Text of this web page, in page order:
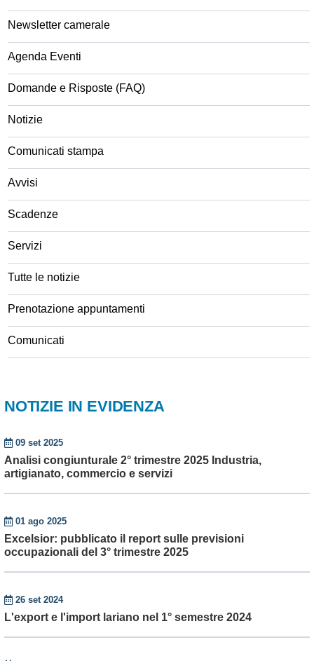
Newsletter camerale
Agenda Eventi
Domande e Risposte (FAQ)
Notizie
Comunicati stampa
Avvisi
Scadenze
Servizi
Tutte le notizie
Prenotazione appuntamenti
Comunicati
NOTIZIE IN EVIDENZA
09 set 2025
Analisi congiunturale 2° trimestre 2025 Industria,
artigianato, commercio e servizi
01 ago 2025
Excelsior: pubblicato il report sulle previsioni
occupazionali del 3° trimestre 2025
26 set 2024
L'export e l'import lariano nel 1° semestre 2024